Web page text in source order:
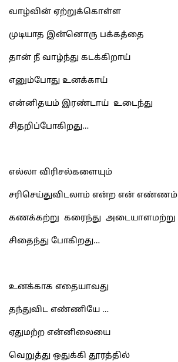
வாழ்வின் ஏற்றுக்கொள்ள
முடியாத இன்னொரு பக்கத்தை
தான் நீ வாழ்ந்து கடக்கிறாய்
எனும்போது உனக்காய்
என்னிதயம் இரண்டாய் உடைந்து
சிதறிப்போகிறது…
எல்லா விரிசல்களையும்
சரிசெய்துவிடலாம் என்ற என் எண்ணம்
கணக்கற்று கரைந்து அடையாளமற்று
சிதைந்து போகிறது…
உனக்காக எதையாவது
தந்துவிட எண்ணியே …
ஏதுமற்ற என்னிலையை
வெறுத்து ஒதுக்கி தூரத்தில்